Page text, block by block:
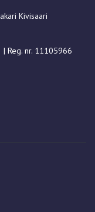
Kivisaari
Reg. nr. 11105966